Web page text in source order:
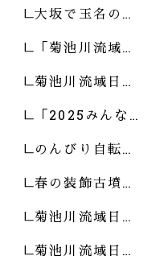
大坂で玉名の…
「菊池川流域…
菊池川流域日…
「2025みんな…
のんびり自転…
春の装飾古墳…
菊池川流域日…
菊池川流域日…